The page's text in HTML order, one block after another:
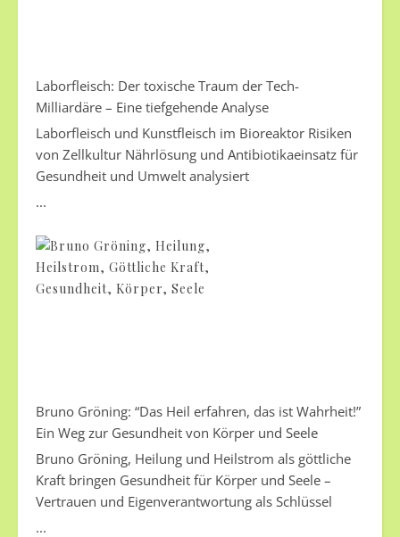
Laborfleisch: Der toxische Traum der Tech-
Milliardäre – Eine tiefgehende Analyse
Laborfleisch und Kunstfleisch im Bioreaktor Risiken
von Zellkultur Nährlösung und Antibiotikaeinsatz für
Gesundheit und Umwelt analysiert
...
Bruno Gröning: “Das Heil erfahren, das ist Wahrheit!”
Ein Weg zur Gesundheit von Körper und Seele
Bruno Gröning, Heilung und Heilstrom als göttliche
Kraft bringen Gesundheit für Körper und Seele –
Vertrauen und Eigenverantwortung als Schlüssel
...